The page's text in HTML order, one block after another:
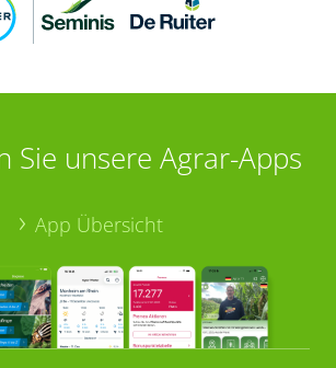
Sie unsere Agrar-Apps
App Übersicht